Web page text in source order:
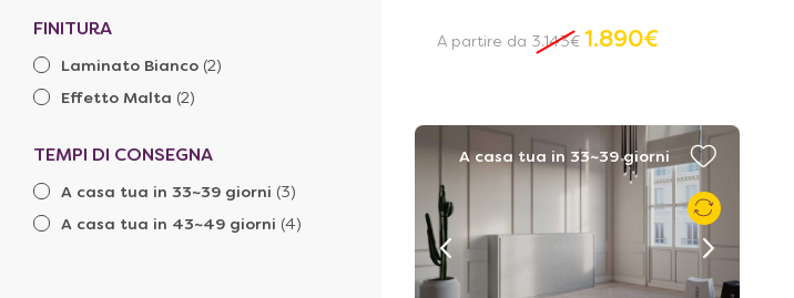
FINITURA
Laminato Bianco (2)
Effetto Malta (2)
TEMPI DI CONSEGNA
A casa tua in 33~39 giorni (3)
A casa tua in 43~49 giorni (4)
A partire da 3.143€ 1.890€
A casa tua in 33~39 giorni